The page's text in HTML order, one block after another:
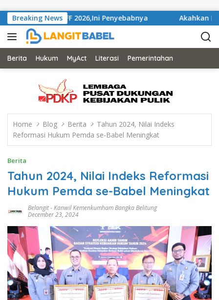
Breaking News
Piala AFF 2026,Ini Penyebabnya Akahkan
Berita Hukum MyAct Literasi Pemerintahan
Home Blog Berita
Tahun 2024, Nilai Indeks
Reformasi Hukum Pemda se-Babel Meningkat
Berita
Tahun 2024, Nilai Indeks Reformasi
Hukum Pemda se-Babel Meningkat
Belangit-Kanwil Kemenkumham Bangka Belitung
December 23, 2024